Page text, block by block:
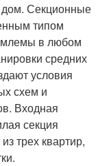
Секционные
типом
в любом
средних
условия
схем и
Входная
секция
трех квартир,